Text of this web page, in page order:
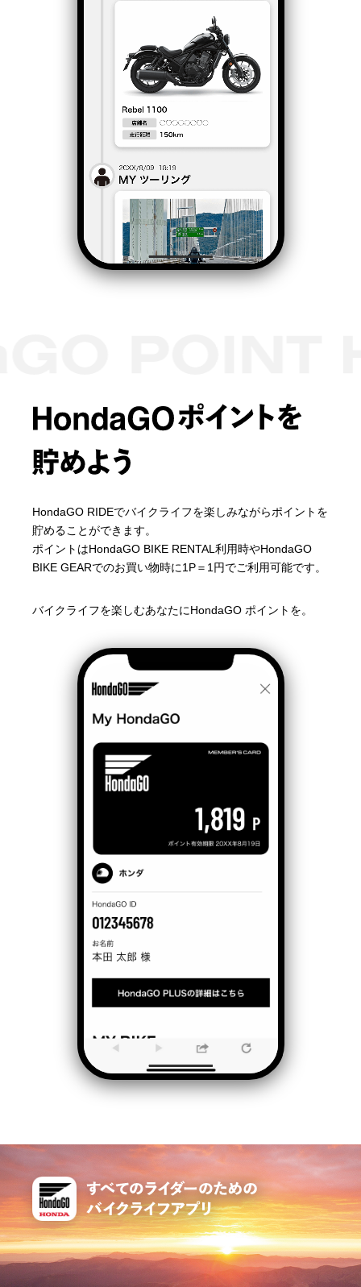
HondaGO RIDEでバイクライフを楽しみながらポイントを
貯めることができます。
ポイントはHondaGO BIKE RENTAL利用時やHondaGO
BIKE GEARでのお買い物時に1P＝1円でご利用可能です。
バイクライフを楽しむあなたにHondaGO ポイントを。